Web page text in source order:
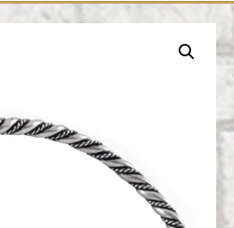
principale